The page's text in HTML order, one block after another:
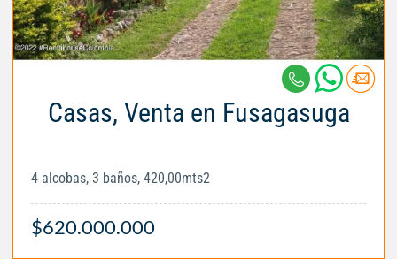
Casas, Venta en Fusagasuga
4 alcobas, 3 baños, 420,00mts2
$620.000.000